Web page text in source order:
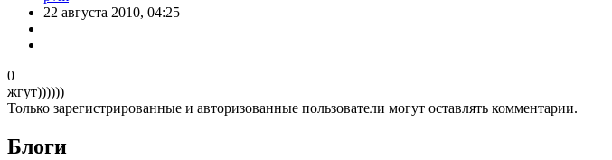
22 августа 2010, 04:25
0
жгут))))))
Только зарегистрированные и авторизованные пользователи могут оставлять комментарии.
Блоги